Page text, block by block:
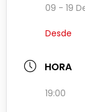
09 - 19
Desde
HORA
19:00